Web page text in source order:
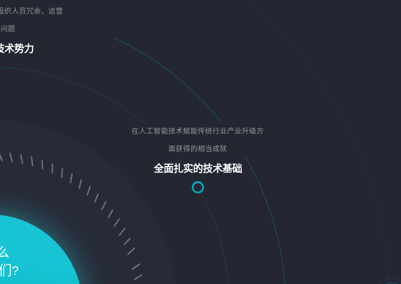
?
织人员冗余、运营
题
术势力
在人工智能技术赋能传统行业产业升级方
面获得的相当成就
全面扎实的技术基础